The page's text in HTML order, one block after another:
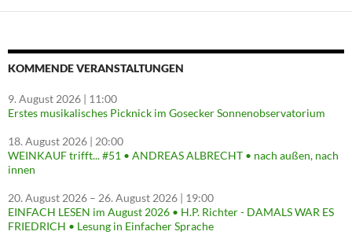
KOMMENDE VERANSTALTUNGEN
9. August 2026 | 11:00
Erstes musikalisches Picknick im Gosecker Sonnenobservatorium
18. August 2026 | 20:00
WEINKAUF trifft... #51 • ANDREAS ALBRECHT • nach außen, nach
innen
20. August 2026 – 26. August 2026 | 19:00
EINFACH LESEN im August 2026 • H.P. Richter - DAMALS WAR ES
FRIEDRICH • Lesung in Einfacher Sprache